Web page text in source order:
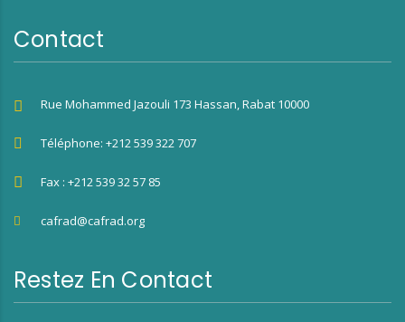
Contact
Rue Mohammed Jazouli 173 Hassan, Rabat 10000
Téléphone: +212 539 322 707
Fax : +212 539 32 57 85
cafrad@cafrad.org
Restez En Contact